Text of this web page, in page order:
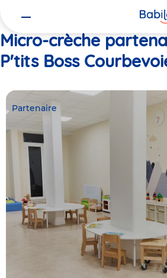
Micro-crèche
P'tits Boss
Partenaire